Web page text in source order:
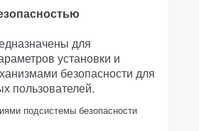
для
установки и
безопасности для
пользователей.
подсистемы безопасности